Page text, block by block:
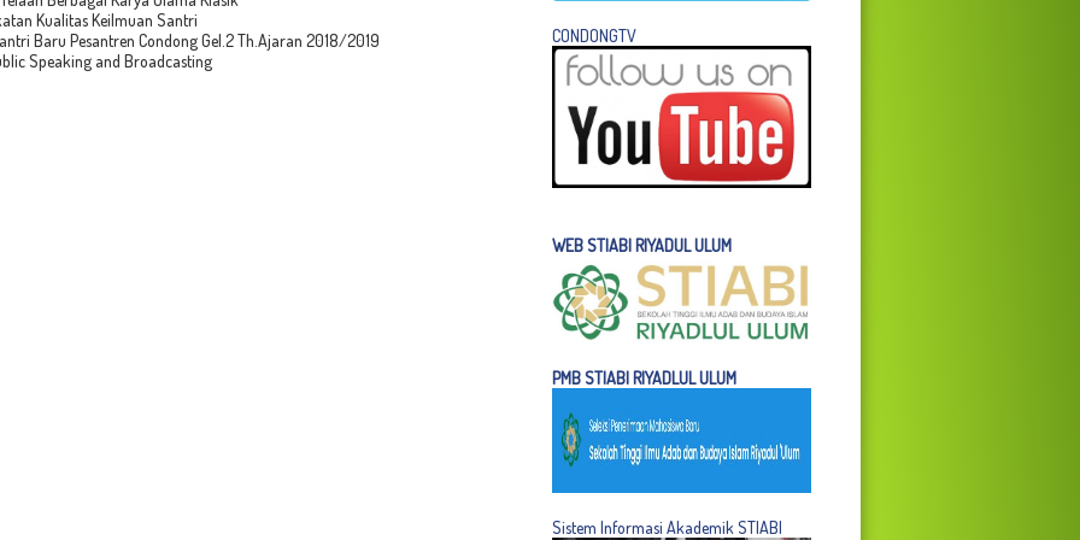
Kualitas Keilmuan Santri
Baru Pesantren Condong Gel.2 Th.Ajaran 2018/2019
Speaking and Broadcasting
CONDONGTV
WEB STIABI RIYADUL ULUM
PMB STIABI RIYADLUL ULUM
Sistem Informasi Akademik STIABI